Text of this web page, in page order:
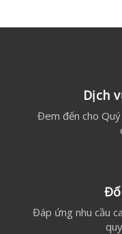
Dịch
Đem đến cho
Đáp ứng nhu cầu